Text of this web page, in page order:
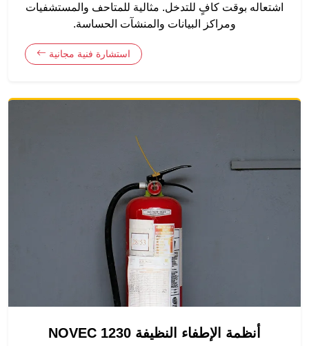
اشتعاله بوقت كافٍ للتدخل. مثالية للمتاحف والمستشفيات
ومراكز البيانات والمنشآت الحساسة.
استشارة فنية مجانية
أنظمة الإطفاء النظيفة NOVEC 1230